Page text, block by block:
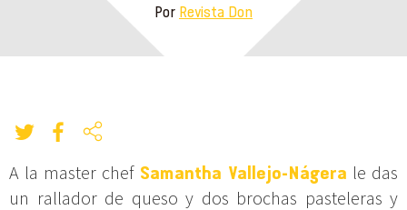
Por Revista Don
A la master chef Samantha Vallejo-Nágera le das
un rallador de queso y dos brochas pasteleras y